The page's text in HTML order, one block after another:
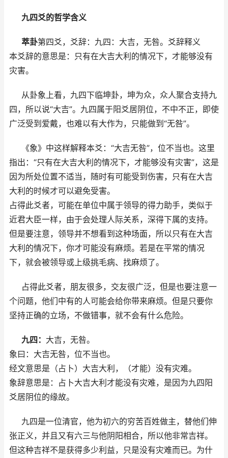
九四爻的哲学含义
萃卦第四爻，爻辞：九四：大吉，无咎。爻辞释义
本爻辞的意思是：只有在大吉大利的情况下，才能够没有
灾害。
从卦象上看，九四下临坤卦，坤为众，众人聚合支持九
四，所以说“大吉”。九四属于阳爻居阴位，不中不正，即使
广泛受到爱戴，也难以有大作为，只能做到“无咎”。
《象》中这样解释本爻：“大吉无咎”，位不当也。这里
指出：“只有在大吉大利的情况下，才能够没有灾害”，这是
因为所处位置不适当，随时有可能受到伤害，只有在大吉
大利的时候才可以避免受害。
占得此爻者，可能在单位中属于领导的得力助手，类似于
近君大臣一样，由于会处理人际关系，深得下属的支持。
但是要注意，领导并不想看到这种场面，所以只有在大吉
大利的情况下，你才可能没有麻烦。若是在平常的情况
下，就会被领导或上级挑毛病、找麻烦了。
占得此爻者，朋友很多，交友很广泛，但是也要注意一
个问题，他们中有的人可能会给你带来麻烦。但是只要你
坚持正确的立场，不做错事，就不会有什么危险。
九四： 大吉，无咎。
象曰：大吉无咎，位不当也。
经文意思是（占卜）大吉大利，（才能）没有灾难。
象辞意思是：占卜大吉大利才能没有灾难，是因为九四阳
爻居阴位的缘故。
九四是一位清官，他为初六的穷苦百姓做主，替他们伸
张正义，并且又有六三与他阴阳相合，所以他非常吉祥。
但这种吉祥不是获得多少利益，只是没有灾难而已。为什